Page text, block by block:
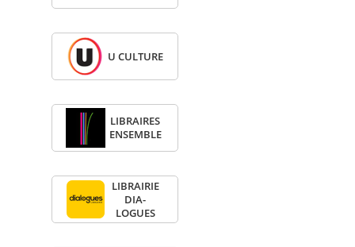
U CULTURE
LIBRAIRES
ENSEMBLE
LIBRAI­RIE
DIA­
LOGUES